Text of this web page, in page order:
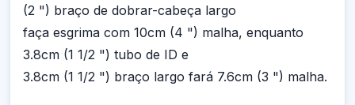
(2 ") braço de dobrar-cabeça largo
faça esgrima com 10cm (4 ") malha, enquanto
3.8cm (1 1/2 ") tubo de ID e
3.8cm (1 1/2 ") braço largo fará 7.6cm (3 ") malha.